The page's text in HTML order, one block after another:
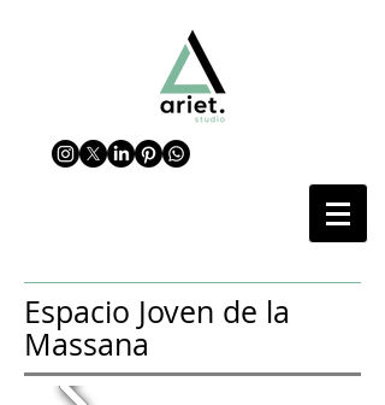
Espacio Joven de la
Massana